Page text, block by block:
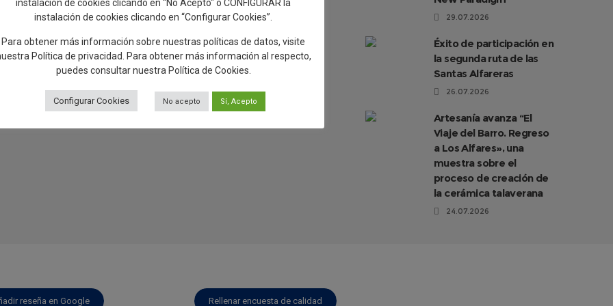
29.07.2026
Éxito de participación en
la segunda ruta de las
Santas Alfareras
26.07.2026
Artesanía avanza “El
Viaje del Barro. Regreso
a Los Alfares», una
muestra sobre el
proceso de creación de
la cerámica talaverana
24.07.2026
reseña en Google Rellenar encuesta de calidad
instalación de cookies clicando en “No Acepto" o CONFIGURAR la
instalación de cookies clicando en “Configurar Cookies”.
Para obtener más información sobre nuestras políticas de datos, visite
Política de privacidad . Para obtener más información al respecto,
puedes consultar nuestra Política de Cookies
Configurar Cookies No acepto Sí, Acepto